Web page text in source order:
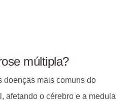
múltipla?
doenças mais comuns do
afetando o cérebro e a medula